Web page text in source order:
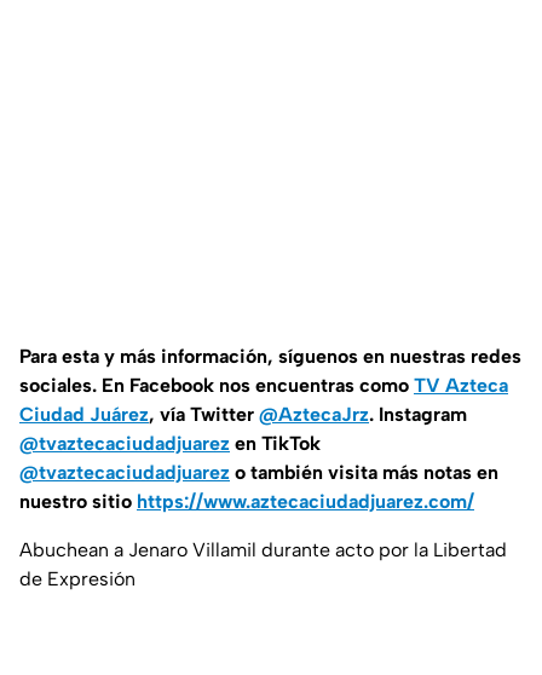
Para esta y más información, síguenos en nuestras redes
sociales. En Facebook nos encuentras como TV Azteca
Ciudad Juárez, vía Twitter @AztecaJrz. Instagram
@tvaztecaciudadjuarez en TikTok
@tvaztecaciudadjuarez o también visita más notas en
nuestro sitio https://www.aztecaciudadjuarez.com/
Abuchean a Jenaro Villamil durante acto por la Libertad
de Expresión